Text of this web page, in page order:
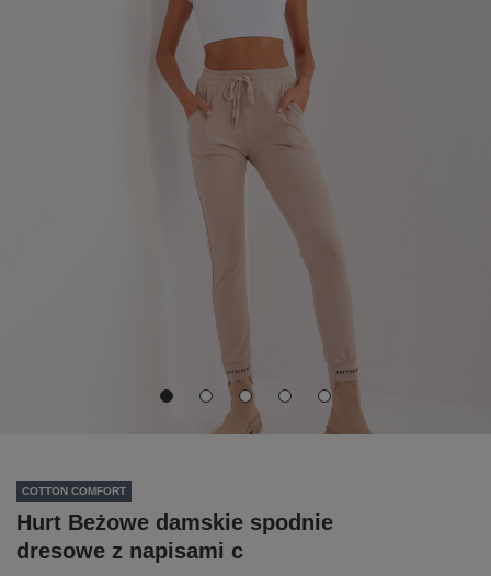
COTTON COMFORT
Hurt Beżowe damskie spodnie
dresowe z napisami c